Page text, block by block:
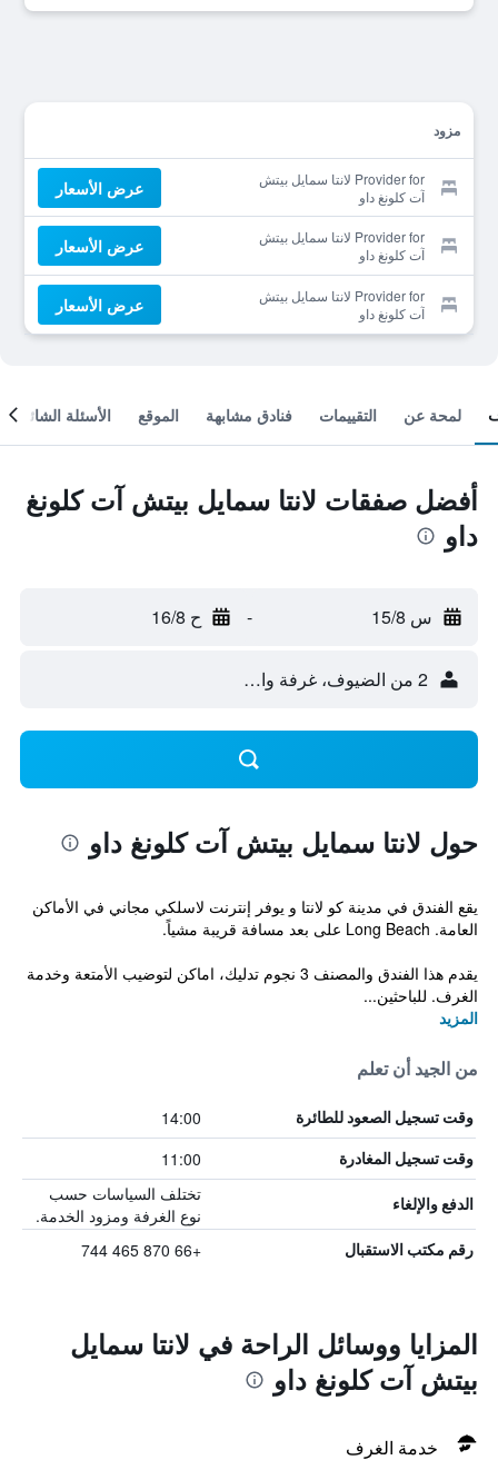
مزود
Provider for لانتا سمايل بيتش
آت كلونغ داو
عرض الأسعار
Provider for لانتا سمايل بيتش
آت كلونغ داو
عرض الأسعار
Provider for لانتا سمايل بيتش
آت كلونغ داو
عرض الأسعار
لمحة عن التقييمات فنادق مشابهة الموقع الأسئلة الشائعة
أفضل صفقات لانتا سمايل بيتش آت كلونغ
داو
س 15/8 - ح 16/8
2 من الضيوف، غرفة واحدة
حول لانتا سمايل بيتش آت كلونغ داو
يقع الفندق في مدينة كو لانتا و يوفر إنترنت لاسلكي مجاني في الأماكن
العامة. Long Beach على بعد مسافة قريبة مشياً.
يقدم هذا الفندق والمصنف 3 نجوم تدليك، اماكن لتوضيب الأمتعة وخدمة
الغرف. للباحثين...
المزيد
من الجيد أن تعلم
وقت تسجيل الصعود للطائرة 14:00
وقت تسجيل المغادرة 11:00
الدفع والإلغاء
تختلف السياسات حسب
نوع الغرفة ومزود الخدمة.
رقم مكتب الاستقبال +66 870 465 744
المزايا ووسائل الراحة في لانتا سمايل
بيتش آت كلونغ داو
خدمة الغرف